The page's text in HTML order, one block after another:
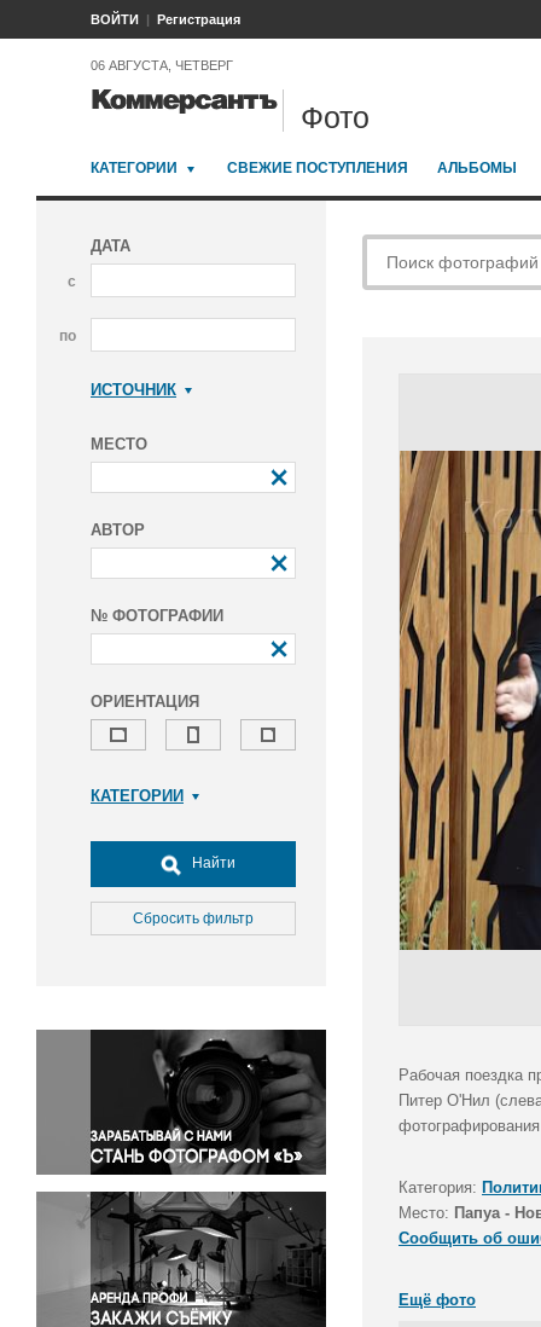
ВОЙТИ Регистрация
06 АВГУСТА, ЧЕТВЕРГ
Фото
КАТЕГОРИИ СВЕЖИЕ ПОСТУПЛЕНИЯ АЛЬБОМЫ
ДАТА
с
по
ИСТОЧНИК
МЕСТО
АВТОР
№ ФОТОГРАФИИ
ОРИЕНТАЦИЯ
КАТЕГОРИИ
Досуг, туризм и отдых
Культура
Медицина
Окружающая среда
Политика
Правосудие
Происшествия и конфликты
Религия
Светская жизнь
Спорт
Экология
Экономика и бизнес
Найти
Сбросить фильтр
Рабочая поездка
Питер О'Нил
Категория:
Место: Папуа -
Сообщить об
Ещё фото